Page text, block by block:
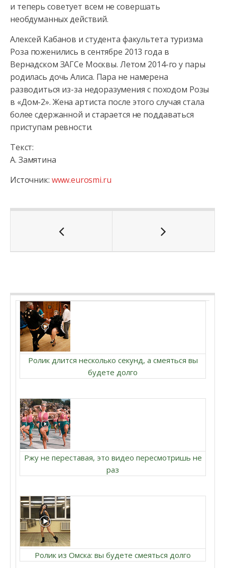
и теперь советует всем не совершать
необдуманных действий.
Алексей Кабанов и студента факультета туризма
Роза поженились в сентябре 2013 года в
Вернадском ЗАГСе Москвы. Летом 2014-го у пары
родилась дочь Алиса. Пара не намерена
разводиться из-за недоразумения с походом Розы
в «Дом-2». Жена артиста после этого случая стала
более сдержанной и старается не поддаваться
приступам ревности.
Текст:
А. Замятина
Источник: www.eurosmi.ru
Ролик длится несколько секунд, а смеяться вы
будете долго
Ржу не переставая, это видео пересмотришь не
раз
Ролик из Омска: вы будете смеяться долго